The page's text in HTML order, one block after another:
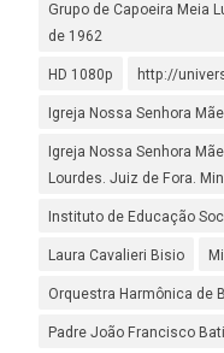
Grupo de Capoeira Meia
de 1962
HD 1080p http://
Igreja Nossa Senhora
Igreja Nossa Senhora
Lourdes. Juiz de Fora.
Instituto de Educação
Laura Cavalieri Bisio
Orquestra Harmônica de
Padre João Francisco